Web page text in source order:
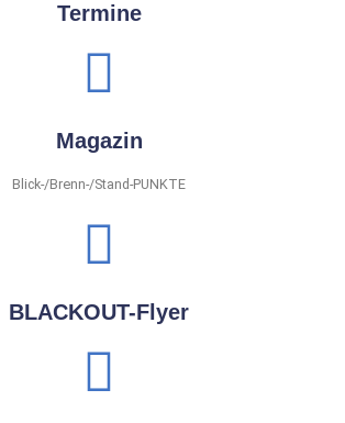
Termine
Magazin
Blick-/Brenn-/Stand-PUNKTE
BLACKOUT-Flyer